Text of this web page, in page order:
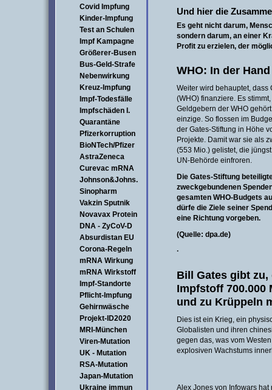
Covid Impfung
Kinder-Impfung
Test an Schulen
Impf Kampagne
Größerer-Busen
Bus-Geld-Strafe
Nebenwirkung
Kreuz-Impfung
Impf-Todesfälle
Impfschäden I.
Quarantäne
Pfizerkorruption
BioNTech/Pfizer
AstraZeneca
Curevac mRNA
Johnson&Johns.
Sinopharm
Vakzin Sputnik
Novavax Protein
DNA - ZyCoV-D
Absurdistan EU
Corona-Regeln
mRNA Wirkung
mRNA Wirkstoff
Impf-Standorte
Pflicht-Impfung
Gehirnwäsche
Projekt-ID2020
MRI-München
Viren-Mutation
UK - Mutation
RSA-Mutation
Japan-Mutation
Ukraine immun
Und hier die
Es geht nicht darum,
sondern darum, an einer
Profit zu erzielen, der
WHO: In der
Weiter wird behauptet,
(WHO) finanziere. Es
Geldgebern der WHO
einzige. So flossen im
der Gates-Stiftung in Höhe
Projekte. Damit war sie als
(553 Mio.) gelistet, die
UN-Behörde einfroren.
Die Gates-Stiftung
zweckgebundenen
gesamten WHO-Budgets
dürfe die Ziele seiner
eine Richtung vorgeben.
(Quelle: dpa.de)
·
Bill Gates gibt zu,
Impfstoff 700.000
und zu Krüppeln
Dies ist ein Krieg, ein
Globalisten und ihren
gegen das, was vom
explosiven Wachstums
Alex Jones von Infowars